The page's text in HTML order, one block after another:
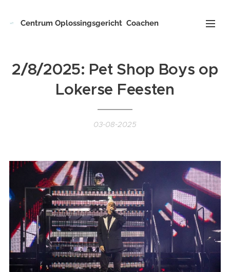
Centrum Oplossingsgericht Coachen
2/8/2025: Pet Shop Boys op
Lokerse Feesten
03-08-2025